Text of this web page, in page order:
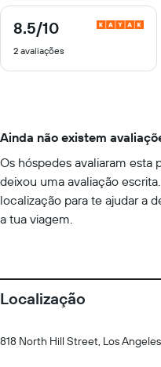
8.5/10
8.5
10
2 avaliações
Ainda não existem
Os hóspedes avaliaram esta
deixou uma avaliação
localização para te ajudar a
a tua viagem.
Localização
818 North Hill Street, Los